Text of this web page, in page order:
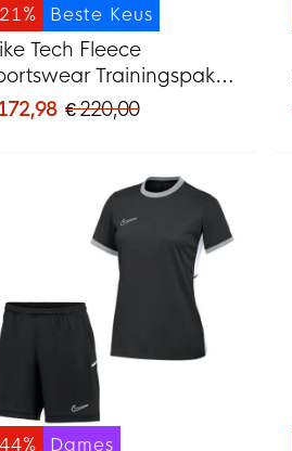
Beste Keus
Tech Fleece
Trainingspak
Lichtgrijs
€ 220,00
Dames